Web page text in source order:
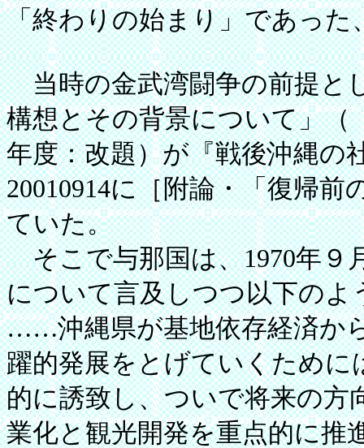
「終わりの始まり」であっ
当時の金武湾闘争の前提と
構想とその背景について」（
年度：改題）が『戦後沖縄の
20010914に［附論・「復帰
ていた。
そこで与那国は、1970年９
について言及しつつ以下のよ
……沖縄県が基地依存経済か
躍的発展をとげていくために
的に誘致し、ついで将来の方
業化と観光開発を重点的に推